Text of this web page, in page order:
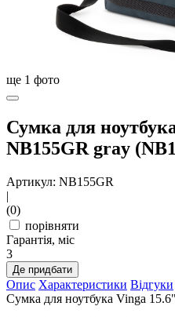
ще 1 фото
Сумка для
NB155GR gray
Артикул: NB155GR
|
(0)
порівняти
Гарантія, міс
3
Де придбати
Опис Характеристики Відгуки
Сумка для ноутбука Vinga